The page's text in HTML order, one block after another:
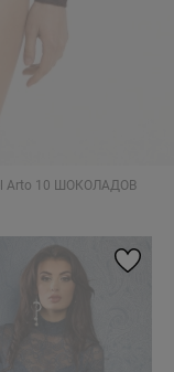
Arto 10 ШОКОЛАДОВ